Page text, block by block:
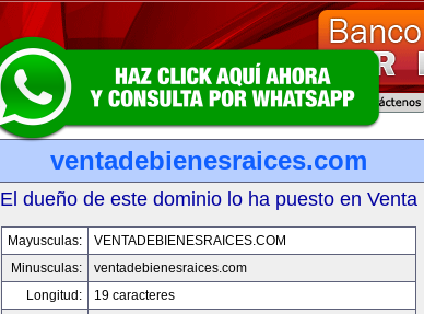
ventadebienesraices.com
El dueño de este dominio lo ha puesto en Venta
Mayusculas:
VENTADEBIENESRAICES.COM
Minusculas:
ventadebienesraices.com
Longitud:
19 caracteres